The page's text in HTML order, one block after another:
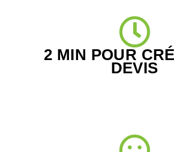
2 MIN POUR
DEVIS